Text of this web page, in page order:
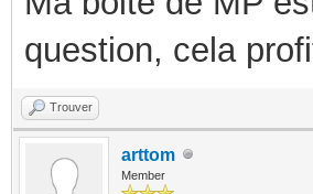
question, cela
Trouver
arttom
Member